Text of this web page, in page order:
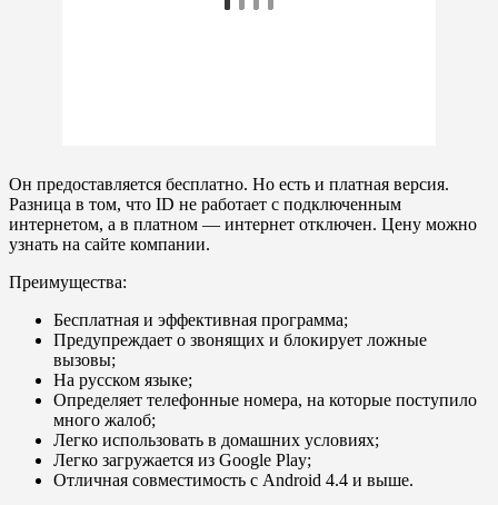
Он предоставляется бесплатно. Но есть и платная версия.
Разница в том, что ID не работает с подключенным
интернетом, а в платном — интернет отключен. Цену можно
узнать на сайте компании.
Преимущества:
Бесплатная и эффективная программа;
Предупреждает о звонящих и блокирует ложные
вызовы;
На русском языке;
Определяет телефонные номера, на которые поступило
много жалоб;
Легко использовать в домашних условиях;
Легко загружается из Google Play;
Отличная совместимость с Android 4.4 и выше.